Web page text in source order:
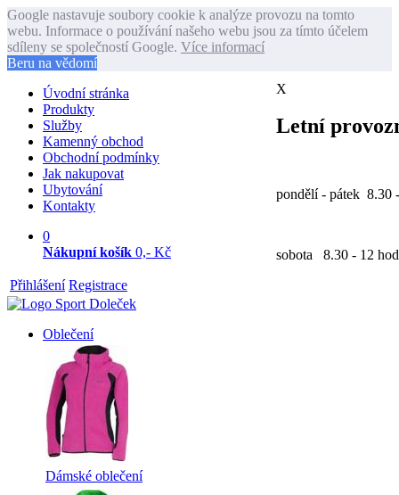
Google nastavuje soubory cookie k analýze provozu na tomto
webu. Informace o používání našeho webu jsou za tímto účelem
sdíleny se společností Google. Více informací
Beru na vědomí
X
Letní
pondělí - pátek 8.30
sobota 8.30 - 12 hod
Úvodní stránka
Produkty
Služby
Kamenný obchod
Obchodní podmínky
Jak nakupovat
Ubytování
Kontakty
0
Nákupní košík 0,- Kč
Přihlášení Registrace
Oblečení
Dámské oblečení